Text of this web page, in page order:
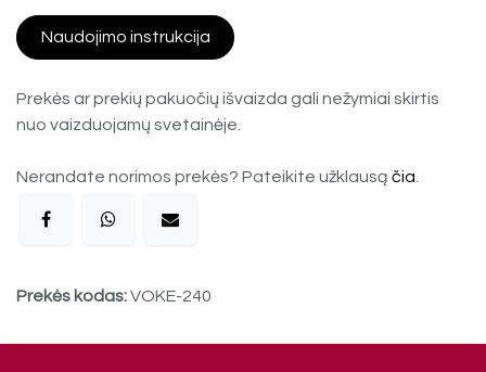
Naudojimo instrukcija
Prekės ar prekių pakuočių išvaizda gali nežymiai skirtis
nuo vaizduojamų svetainėje.
Nerandate norimos prekės? Pateikite užklausą čia
Prekės kodas:VOKE-240